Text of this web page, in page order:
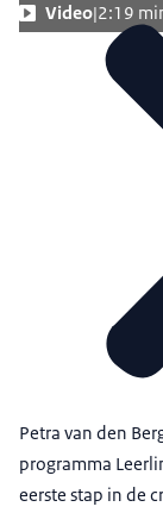
Video 2:19
Petra van den
programma
eerste stap in de